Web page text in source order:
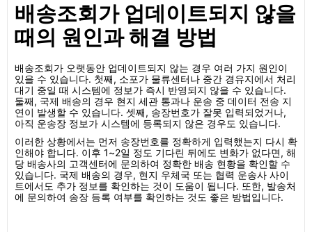
배송조회가 업데이트되지 않을
때의 원인과 해결 방법
배송조회가 오랫동안 업데이트되지 않는 경우 여러 가지 원인이
있을 수 있습니다. 첫째, 소포가 물류센터나 중간 경유지에서 처리
대기 중일 때 시스템에 정보가 즉시 반영되지 않을 수 있습니다.
둘째, 국제 배송의 경우 현지 세관 통과나 운송 중 데이터 전송 지
연이 발생할 수 있습니다. 셋째, 송장번호가 잘못 입력되었거나,
아직 운송장 정보가 시스템에 등록되지 않은 경우도 있습니다.
이러한 상황에서는 먼저 송장번호를 정확하게 입력했는지 다시 확
인해야 합니다. 이후 1~2일 정도 기다린 뒤에도 변화가 없다면, 해
당 배송사의 고객센터에 문의하여 정확한 배송 현황을 확인할 수
있습니다. 국제 배송의 경우, 현지 우체국 또는 협력 운송사 사이
트에서도 추가 정보를 확인하는 것이 도움이 됩니다. 또한, 발송처
에 문의하여 송장 등록 여부를 확인하는 것도 좋은 방법입니다.